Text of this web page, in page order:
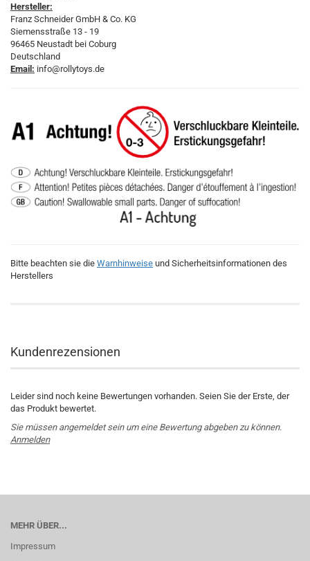
Hersteller:
Franz Schneider GmbH & Co. KG
Siemensstraße 13 - 19
96465 Neustadt bei Coburg
Deutschland
Email: info@rollytoys.de
Bitte beachten sie die Warnhinweise und Sicherheitsinformationen des
Herstellers
Kundenrezensionen
Leider sind noch keine Bewertungen vorhanden. Seien Sie der Erste, der
das Produkt bewertet.
Sie müssen angemeldet sein um eine Bewertung abgeben zu können.
Anmelden
MEHR ÜBER...
Impressum